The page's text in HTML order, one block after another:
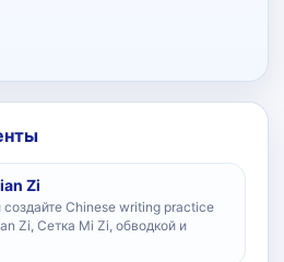
Zi
создайте Chinese writing practice
Zi, Сетка Mi Zi, обводкой и